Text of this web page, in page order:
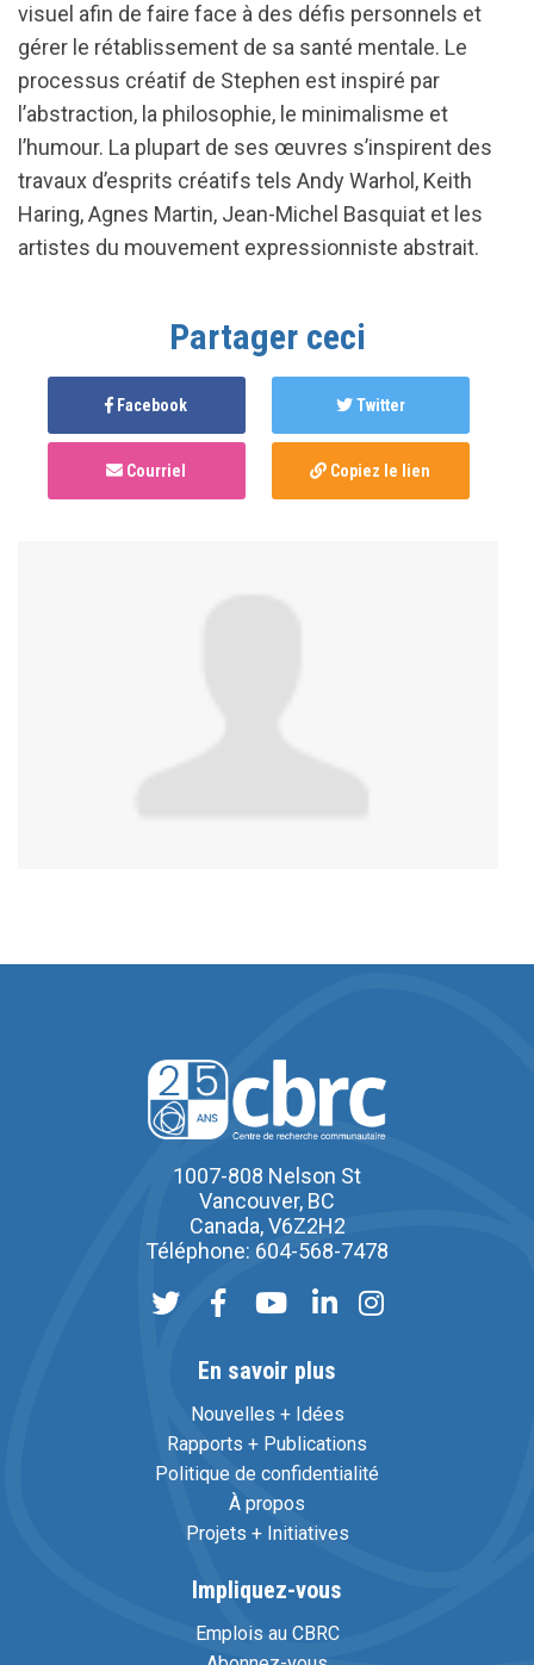
visuel afin de faire face à des défis personnels et
gérer le rétablissement de sa santé mentale. Le
processus créatif de Stephen est inspiré par
l’abstraction, la philosophie, le minimalisme et
l’humour. La plupart de ses œuvres s’inspirent des
travaux d’esprits créatifs tels Andy Warhol, Keith
Haring, Agnes Martin, Jean-Michel Basquiat et les
artistes du mouvement expressionniste abstrait.
Partager ceci
Facebook Twitter
Courriel Copiez le lien
1007-808 Nelson St
Vancouver, BC
Canada, V6Z2H2
Téléphone: 604-568-7478
En savoir plus
Nouvelles + Idées
Rapports + Publications
Politique de confidentialité
À propos
Projets + Initiatives
Impliquez-vous
Emplois au CBRC